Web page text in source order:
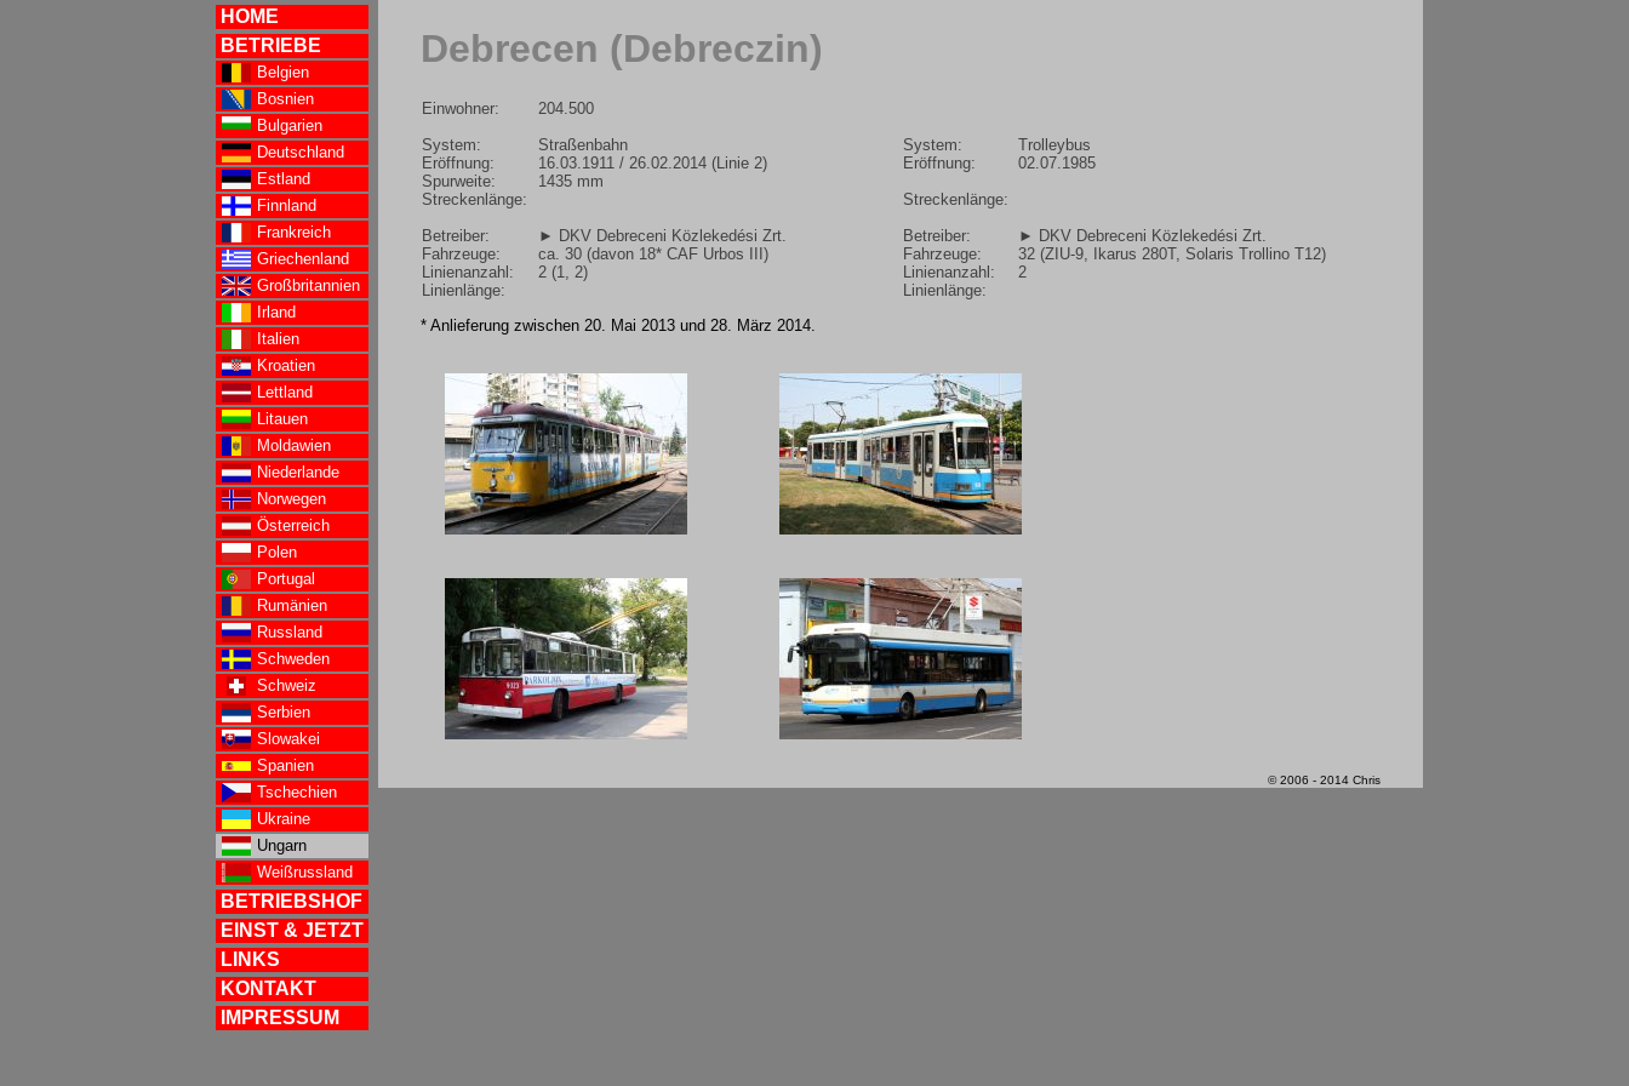
HOME
BETRIEBE
Belgien
Bosnien
Bulgarien
Deutschland
Estland
Finnland
Frankreich
Griechenland
Großbritannien
Irland
Italien
Kroatien
Lettland
Litauen
Moldawien
Niederlande
Norwegen
Österreich
Polen
Portugal
Rumänien
Russland
Schweden
Schweiz
Serbien
Slowakei
Spanien
Tschechien
Ukraine
Ungarn
Weißrussland
BETRIEBSHOF
EINST & JETZT
LINKS
KONTAKT
IMPRESSUM
Debrecen (Debreczin)
Einwohner:
System:
Eröffnung:
Spurweite:
Streckenlänge:
Betreiber:
Fahrzeuge:
Linienanzahl:
Linienlänge:
204.500
Straßenbahn
16.03.1911 / 26.02.2014 (Linie 2)
1435 mm
► DKV Debreceni Közlekedési Zrt.
ca. 30 (davon 18* CAF Urbos III)
2 (1, 2)
System:
Eröffnung:
Streckenlänge:
Betreiber:
Fahrzeuge:
Linienanzahl:
Linienlänge:
Trolleybus
02.07.1985
► DKV Debreceni Közlekedési Zrt.
32 (ZIU-9, Ikarus 280T, Solaris Trollino T12)
2
* Anlieferung zwischen 20. Mai 2013 und 28. März 2014.
© 2006 - 2014 Chris